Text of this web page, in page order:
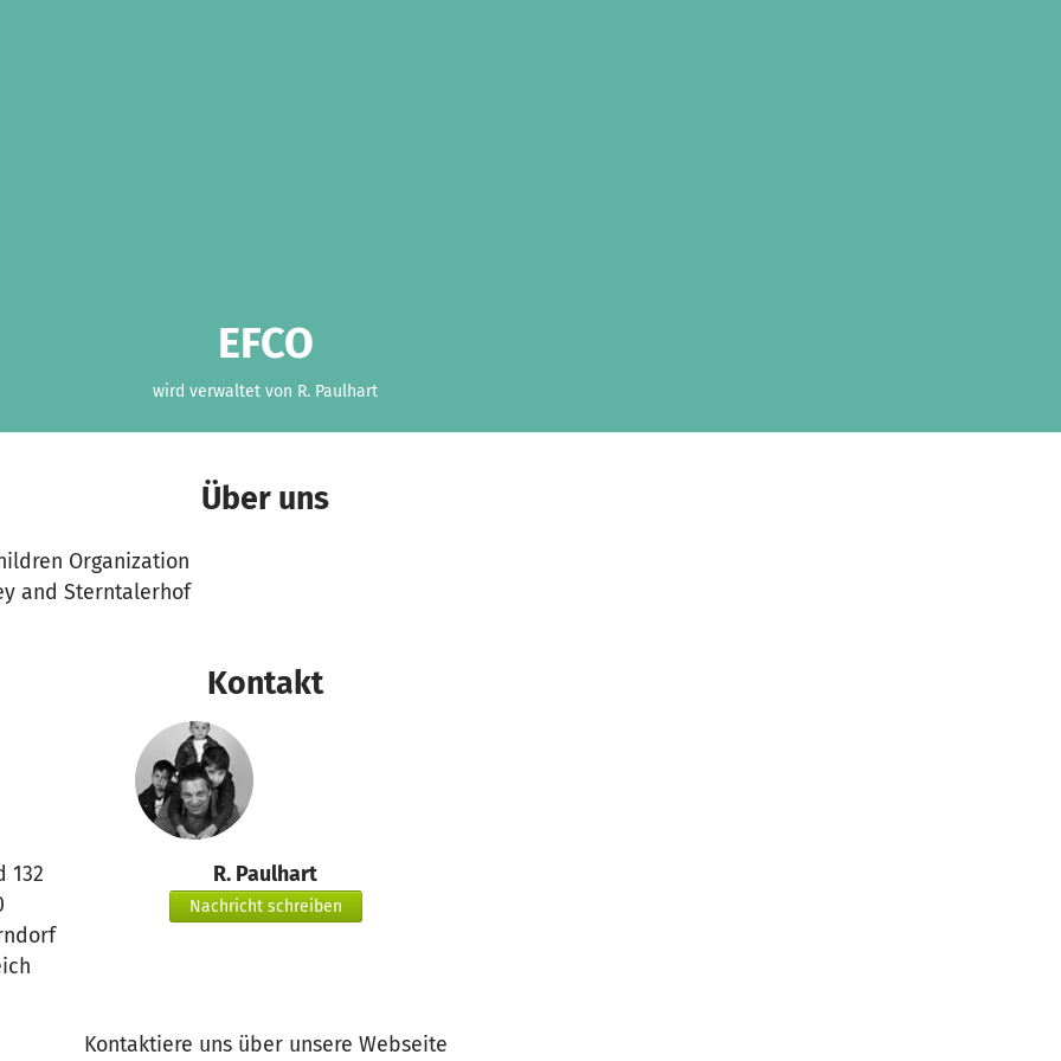
EFCO
wird verwaltet von R. Paulhart
Über uns
Organization
and Sterntalerhof
Kontakt
132
R. Paulhart
Nachricht schreiben
Kontaktiere uns über unsere Webseite